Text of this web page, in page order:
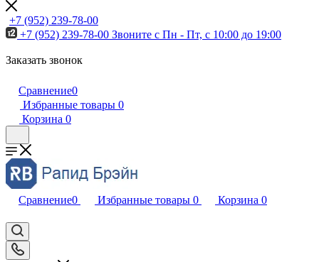
+7 (952) 239-78-00
+7 (952) 239-78-00 Звоните с Пн - Пт, с 10:00 до 19:00
Заказать звонок
Сравнение0
Избранные товары 0
Корзина 0
Сравнение0 Избранные товары 0 Корзина 0